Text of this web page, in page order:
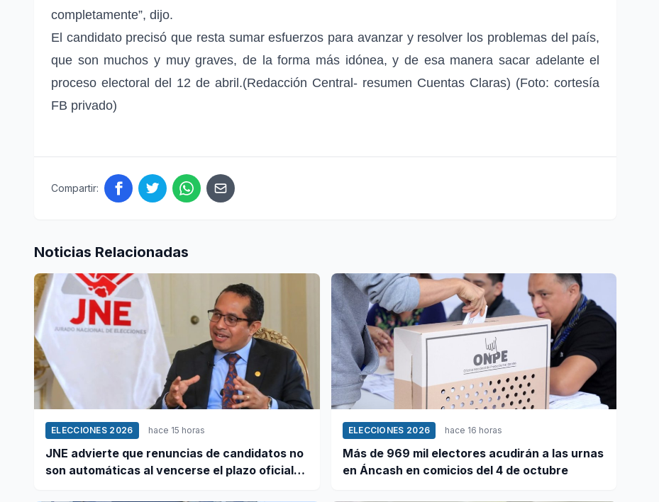
completamente”, dijo.
El candidato precisó que resta sumar esfuerzos para avanzar y resolver los problemas del país,
que son muchos y muy graves, de la forma más idónea, y de esa manera sacar adelante el
proceso electoral del 12 de abril.(Redacción Central- resumen Cuentas Claras) (Foto: cortesía
FB privado)
Compartir:
Noticias Relacionadas
ELECCIONES 2026 hace 15 horas
JNE advierte que renuncias de candidatos no
son automáticas al vencerse el plazo oficial
ELECCIONES 2026 hace 16 horas
Más de 969 mil electores acudirán a las urnas
en Áncash en comicios del 4 de octubre